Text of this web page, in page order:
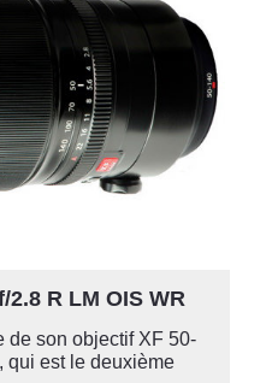
R LM OIS WR
de son objectif XF 50-
qui est le deuxième